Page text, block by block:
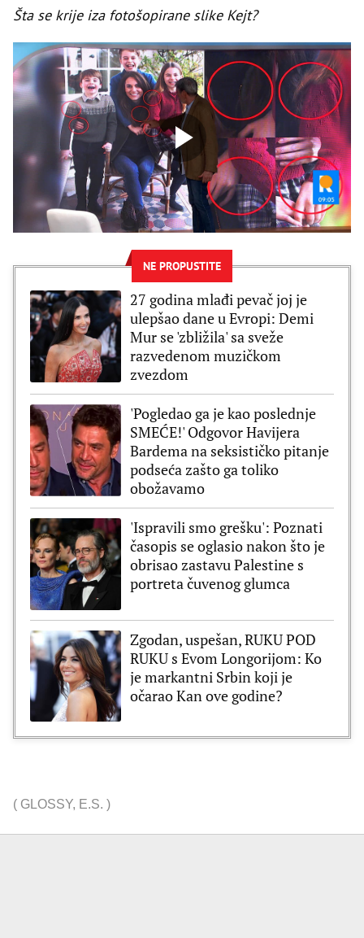
Šta se krije iza fotošopirane slike Kejt?
NE PROPUSTITE
27 godina mlađi pevač joj je
ulepšao dane u Evropi: Demi
Mur se 'zbližila' sa sveže
razvedenom muzičkom
zvezdom
'Pogledao ga je kao poslednje
SMEĆE!' Odgovor Havijera
Bardema na seksističko pitanje
podseća zašto ga toliko
obožavamo
'Ispravili smo grešku': Poznati
časopis se oglasio nakon što je
obrisao zastavu Palestine s
portreta čuvenog glumca
Zgodan, uspešan, RUKU POD
RUKU s Evom Longorijom: Ko
je markantni Srbin koji je
očarao Kan ove godine?
( GLOSSY, E.S. )